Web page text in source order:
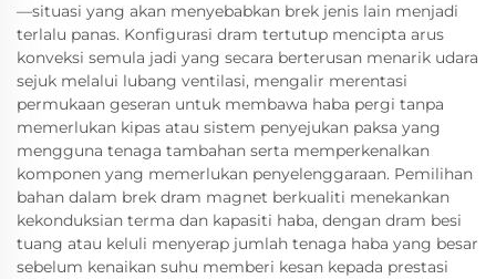
—situasi yang akan menyebabkan brek jenis lain menjadi
terlalu panas. Konfigurasi dram tertutup mencipta arus
konveksi semula jadi yang secara berterusan menarik udara
sejuk melalui lubang ventilasi, mengalir merentasi
permukaan geseran untuk membawa haba pergi tanpa
memerlukan kipas atau sistem penyejukan paksa yang
mengguna tenaga tambahan serta memperkenalkan
komponen yang memerlukan penyelenggaraan. Pemilihan
bahan dalam brek dram magnet berkualiti menekankan
kekonduksian terma dan kapasiti haba, dengan dram besi
tuang atau keluli menyerap jumlah tenaga haba yang besar
sebelum kenaikan suhu memberi kesan kepada prestasi